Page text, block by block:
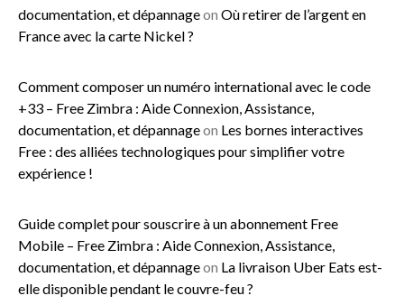
documentation, et dépannageon Où retirer de l’argent en
France avec la carte Nickel ?
Comment composer un numéro international avec le code
+33 – Free Zimbra : Aide Connexion, Assistance,
documentation, et dépannageon Les bornes interactives
Free : des alliées technologiques pour simplifier votre
expérience !
Guide complet pour souscrire à un abonnement Free
Mobile – Free Zimbra : Aide Connexion, Assistance,
documentation, et dépannageon La livraison Uber Eats est-
elle disponible pendant le couvre-feu ?